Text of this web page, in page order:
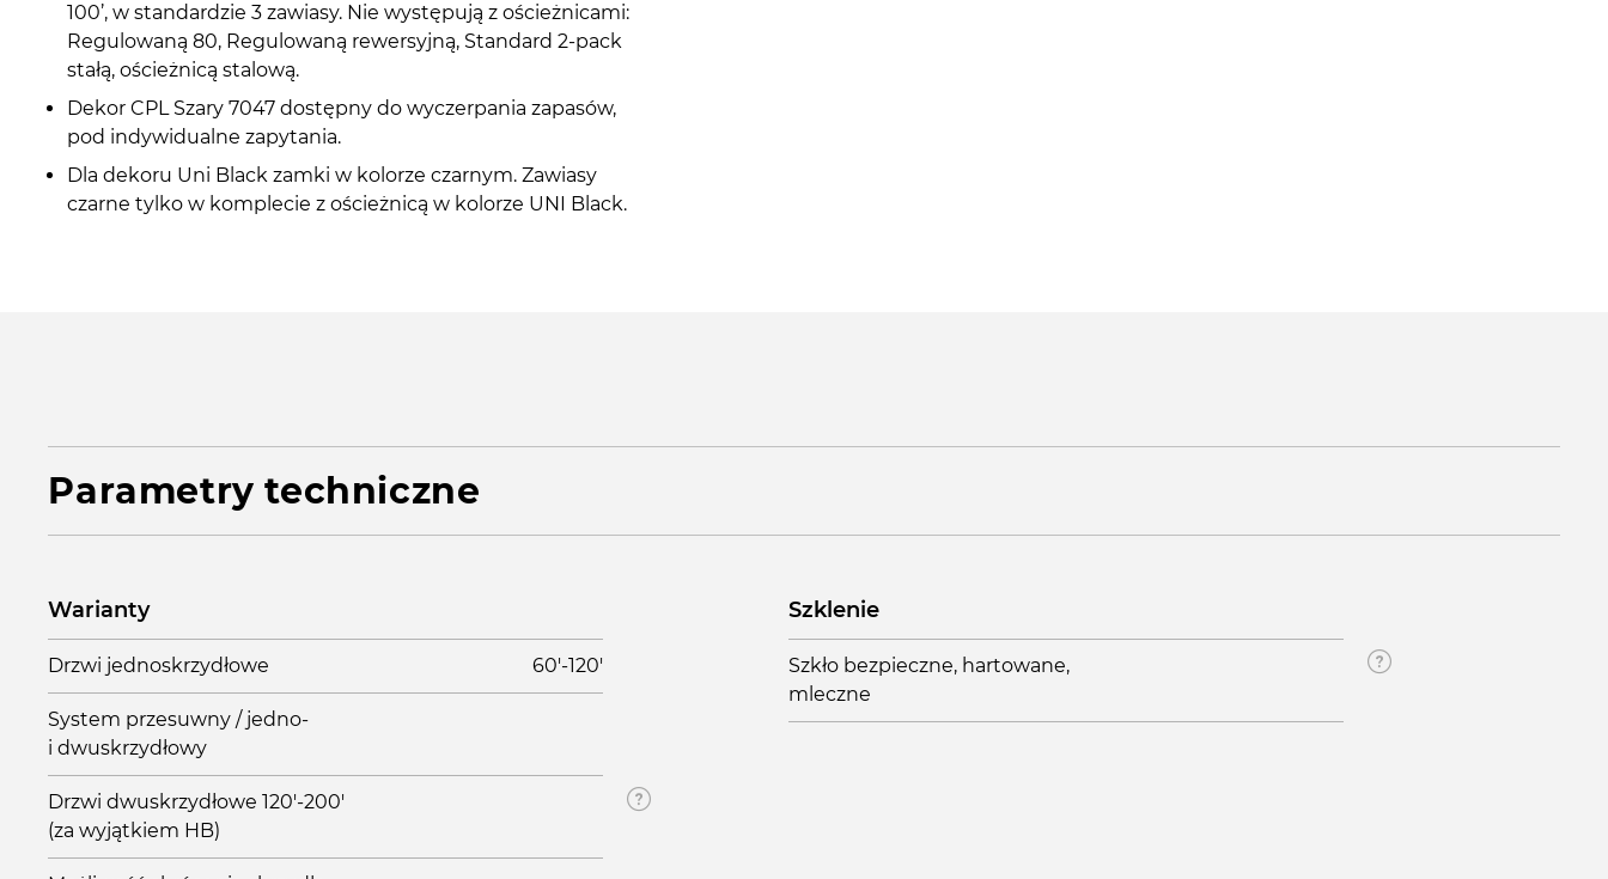
100’, w standardzie 3 zawiasy. Nie występują z ościeżnicami:
Regulowaną 80, Regulowaną rewersyjną, Standard 2-pack
stałą, ościeżnicą stalową.
Dekor CPL Szary 7047 dostępny do wyczerpania zapasów,
pod indywidualne zapytania.
Dla dekoru Uni Black zamki w kolorze czarnym. Zawiasy
czarne tylko w komplecie z ościeżnicą w kolorze UNI Black.
Parametry techniczne
Warianty
Drzwi jednoskrzydłowe 60'-120'
System przesuwny / jedno-
i dwuskrzydłowy
Drzwi dwuskrzydłowe 120'-200'
(za wyjątkiem HB)
Szklenie
Szkło bezpieczne, hartowane,
mleczne